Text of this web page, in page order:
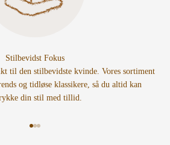
Stilbevidst Fokus
til den stilbevidste kvinde. Vores sortiment
og tidløse klassikere, så du altid kan
din stil med tillid.